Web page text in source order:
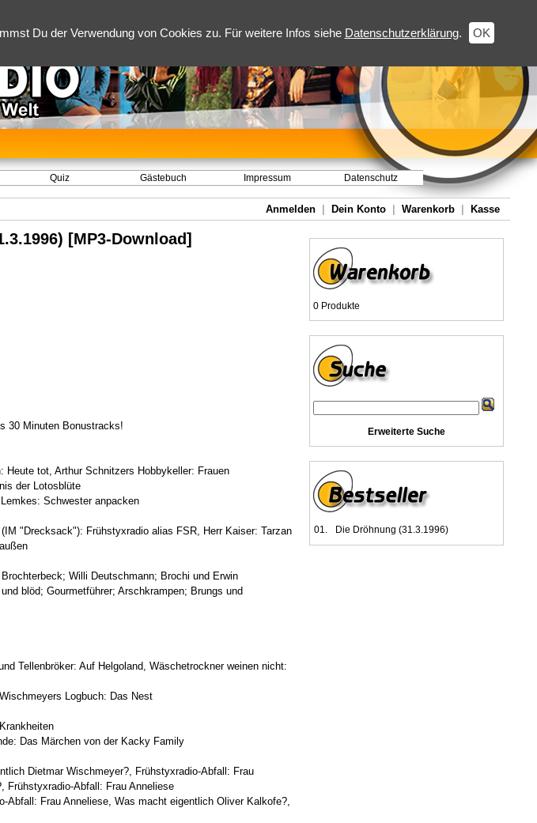
Du der Verwendung von Cookies zu. Für weitere Infos siehe Datenschutzerklärung. OK
Quiz Gästebuch Impressum Datenschutz
Anmelden Dein Konto Warenkorb Kasse
[MP3-Download]
30 Minuten Bonustracks!
tot, Arthur Schnitzers Hobbykeller: Frauen
der Lotosblüte
Schwester anpacken
"Drecksack"): Frühstyxradio alias FSR, Herr Kaiser: Tarzan
Willi Deutschmann; Brochi und Erwin
blöd; Gourmetführer; Arschkrampen; Brungs und
Tellenbröker: Auf Helgoland, Wäschetrockner weinen nicht:
Logbuch: Das Nest
Das Märchen von der Kacky Family
Dietmar Wischmeyer?, Frühstyxradio-Abfall: Frau
Frühstyxradio-Abfall: Frau Anneliese
Frau Anneliese, Was macht eigentlich Oliver Kalkofe?,
0 Produkte
Erweiterte Suche
01. Die Dröhnung (31.3.1996)